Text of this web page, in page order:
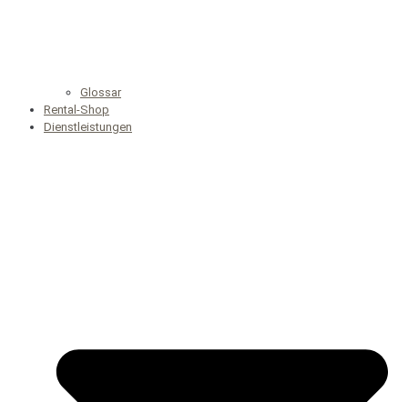
Glossar
Rental-Shop
Dienstleistungen